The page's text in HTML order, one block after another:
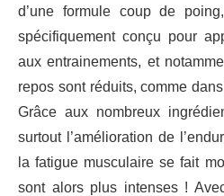
d’une formule coup de
spécifiquement conçu pour
aux entrainements, et
repos sont réduits, comme
Grâce aux nombreux
surtout l’amélioration de
la fatigue musculaire se fait
sont alors plus intenses !